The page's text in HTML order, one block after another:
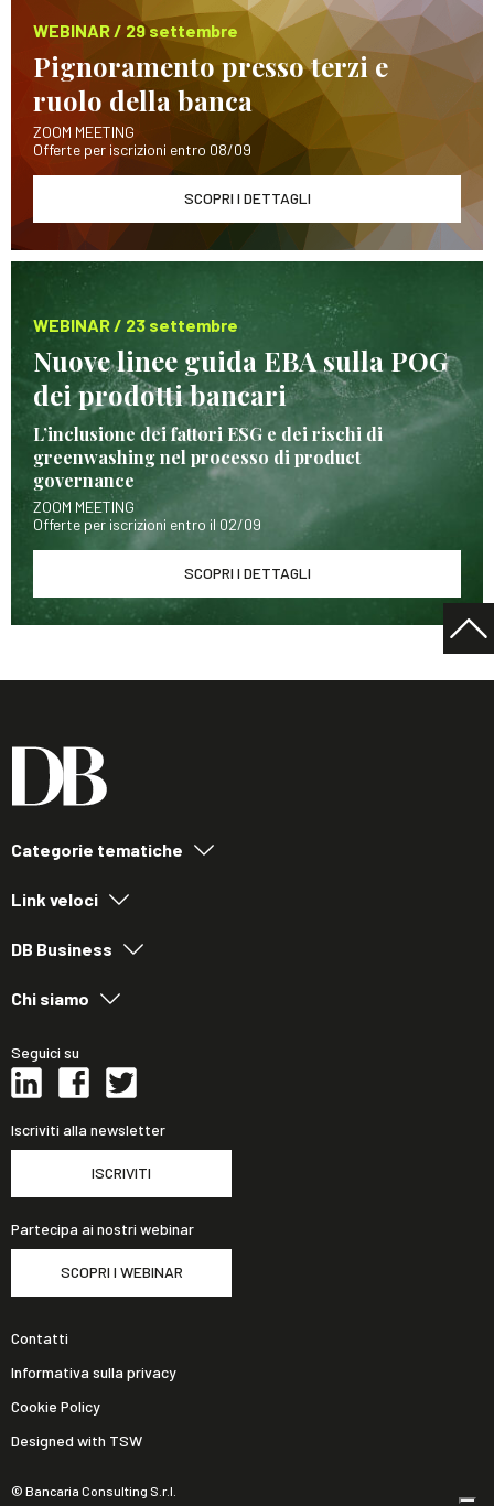
WEBINAR / 29 settembre
Pignoramento presso terzi e
ruolo della banca
ZOOM MEETING
Offerte per iscrizioni entro 08/09
SCOPRI I DETTAGLI
WEBINAR / 23 settembre
Nuove linee guida EBA sulla POG
dei prodotti bancari
L’inclusione dei fattori ESG e dei rischi di
greenwashing nel processo di product
governance
ZOOM MEETING
Offerte per iscrizioni entro il 02/09
SCOPRI I DETTAGLI
Categorie tematiche
Link veloci
DB Business
Chi siamo
Seguici su
Iscriviti alla newsletter
ISCRIVITI
Partecipa ai nostri webinar
SCOPRI I WEBINAR
© Bancaria Consulting S.r.l.
Contatti
Informativa sulla privacy
Cookie Policy
Designed with TSW